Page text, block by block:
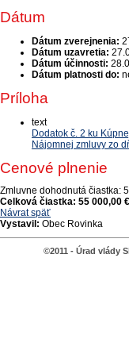
Dátum
Dátum zverejnenia:
Dátum uzavretia:
Dátum účinnosti:
Dátum platnosti do:
Príloha
text
Dodatok č. 2 ku
Nájomnej zmluvy zo
Cenové plnenie
Zmluvne dohodnutá čiastka:
Celková čiastka: 55 000,00 €
Návrat späť
Vystavil: Obec Rovinka
©2011 - Úrad vlády